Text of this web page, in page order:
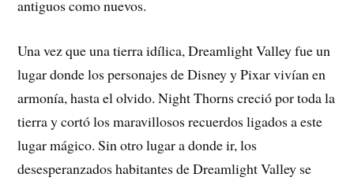
antiguos como nuevos.
Una vez que una tierra idílica, Dreamlight Valley fue un
lugar donde los personajes de Disney y Pixar vivían en
armonía, hasta el olvido. Night Thorns creció por toda la
tierra y cortó los maravillosos recuerdos ligados a este
lugar mágico. Sin otro lugar a donde ir, los
desesperanzados habitantes de Dreamlight Valley se